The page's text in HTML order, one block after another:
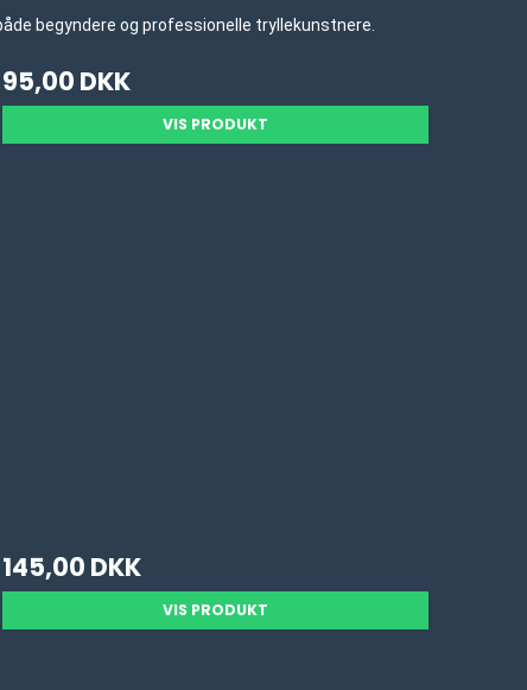
begyndere og professionelle tryllekunstnere.
95,00 DKK
VIS PRODUKT
145,00 DKK
VIS PRODUKT